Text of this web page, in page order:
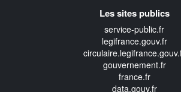
Les sites publics
service-public.fr
legifrance.gouv.fr
gouvernement.fr
france.fr
data.gouv.fr